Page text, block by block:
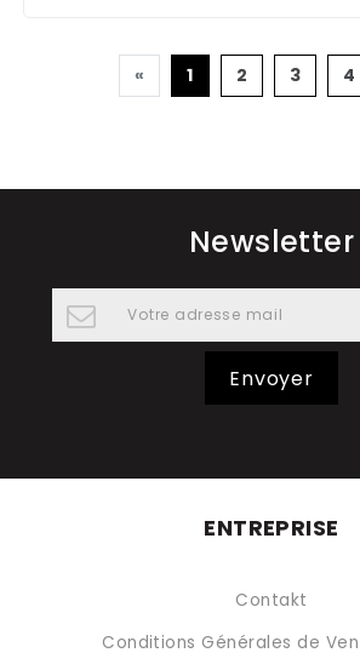
« Précédente
1 2 3 4
Newsletter
Envoyer
ENTREPRISE
Contakt
Conditions Générales de